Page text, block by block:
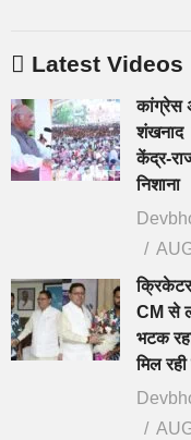
Latest Videos
कांग्रेस
शंखनाद
केंद्र-
निशाना
CM से
भटक
मिल